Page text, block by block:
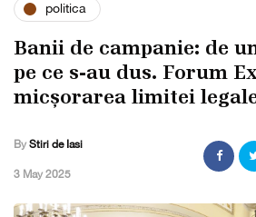
politica
Banii de campanie: de
pe ce s-au dus. Forum
micșorarea limitei
By Stiri de Iasi
,3 May 2025